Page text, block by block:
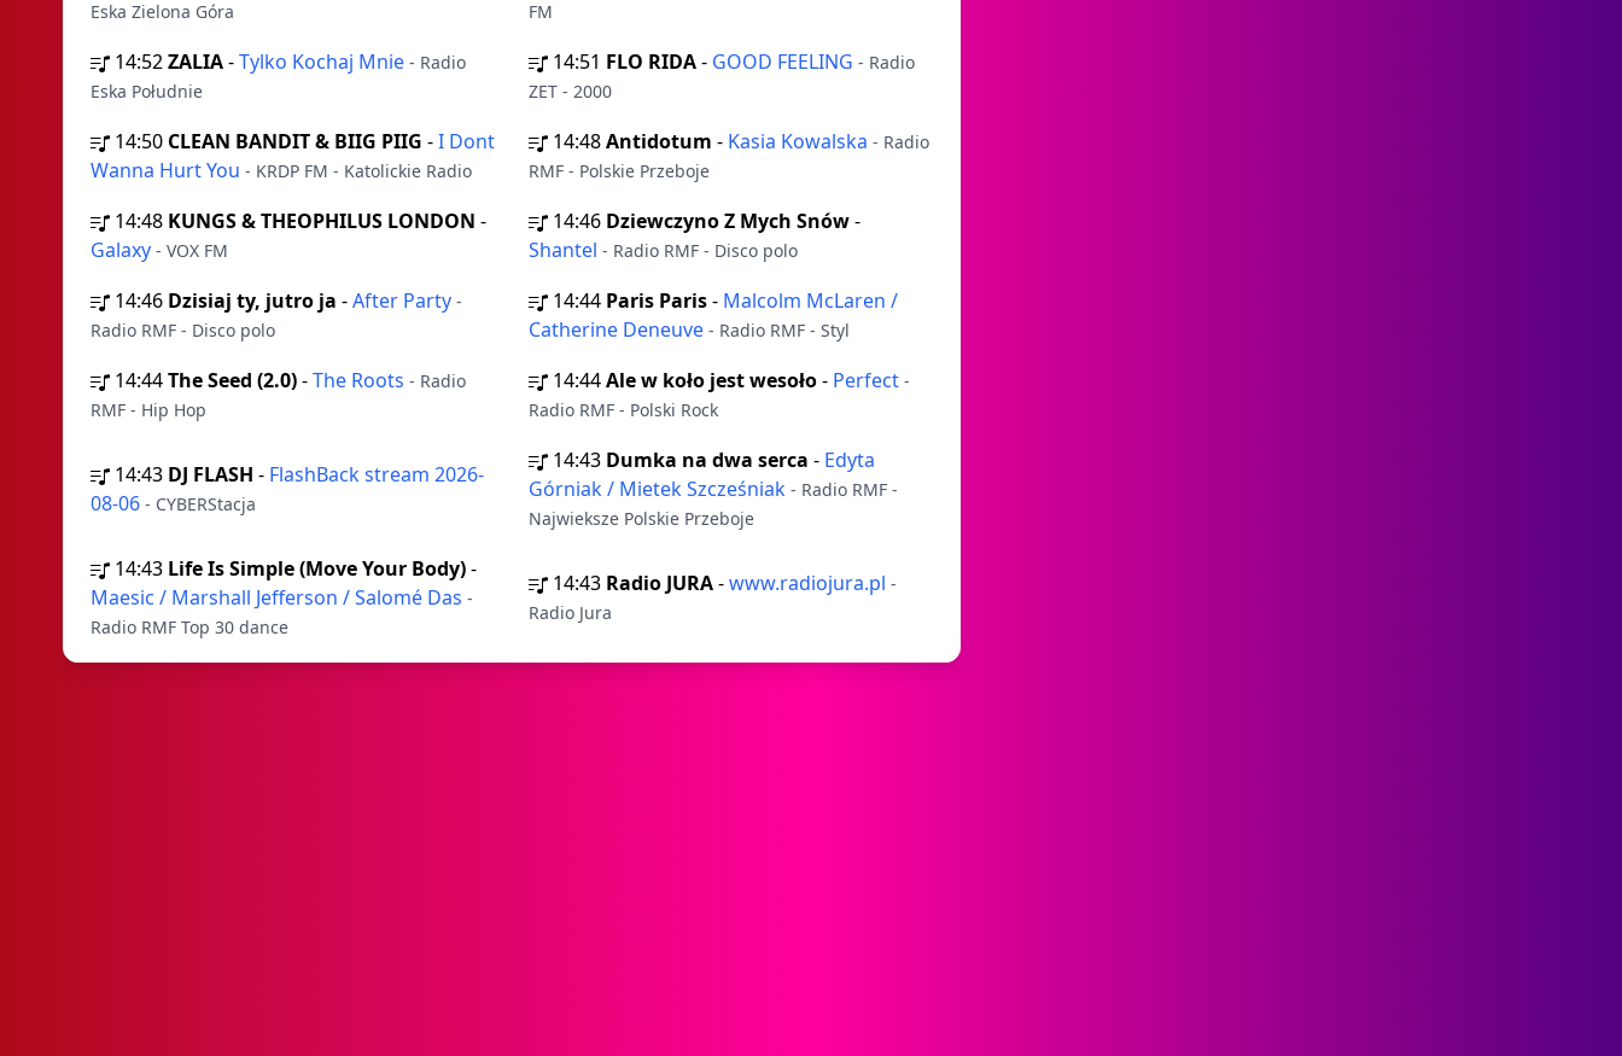
Eska Zielona Góra
FM
14:52ZALIA-Tylko Kochaj Mnie - Radio
Eska Południe
14:51 FLO RIDA- GOOD FEELING - Radio
ZET - 2000
14:50 CLEAN BANDIT & BIIG PIIG -I Dont
Wanna Hurt You - KRDP FM - Katolickie Radio
14:48Antidotum - Kasia Kowalska - Radio
RMF - Polskie Przeboje
14:48 KUNGS & THEOPHILUS LONDON -
Galaxy - VOX FM
14:46 Dziewczyno Z Mych Snów-
Shantel - Radio RMF - Disco polo
14:46 Dzisiaj ty, jutro ja -After Party -
Radio RMF - Disco polo
14:44 Paris Paris- Malcolm McLaren /
Catherine Deneuve - Radio RMF - Styl
14:44The Seed (2.0)-The Roots - Radio
RMF - Hip Hop
14:44Ale w koło jest wesoło- Perfect -
Radio RMF - Polski Rock
14:43 DJ FLASH - FlashBack stream 2026-
08-06 - CYBERStacja
14:43 Dumka na dwa serca - Edyta
Górniak / Mietek Szcześniak - Radio RMF -
Najwieksze Polskie Przeboje
14:43 Life Is Simple (Move Your Body)-
Maesic / Marshall Jefferson / Salomé Das -
Radio RMF Top 30 dance
14:43 Radio JURA-www.radiojura.pl -
Radio Jura